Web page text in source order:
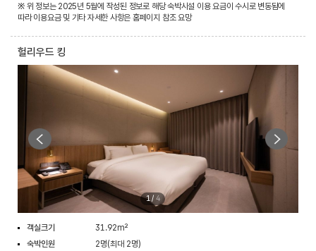
※ 위 정보는 2025년 5월에 작성된 정보로 해당 숙박시설 이용 요금이 수시로 변동됨에
따라 이용요금 및 기타 자세한 사항은 홈페이지 참조 요망
헐리우드 킹
1/ 4
객실크기
31.92m²
숙박인원
2명(최대 2명)